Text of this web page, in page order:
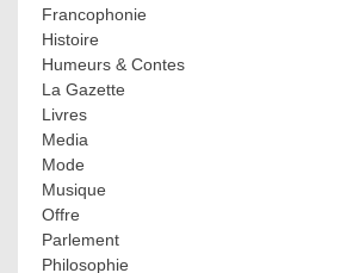
Francophonie
Histoire
Humeurs & Contes
La Gazette
Livres
Media
Mode
Musique
Offre
Parlement
Philosophie